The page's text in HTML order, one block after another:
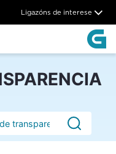
-
Ligazóns de interese